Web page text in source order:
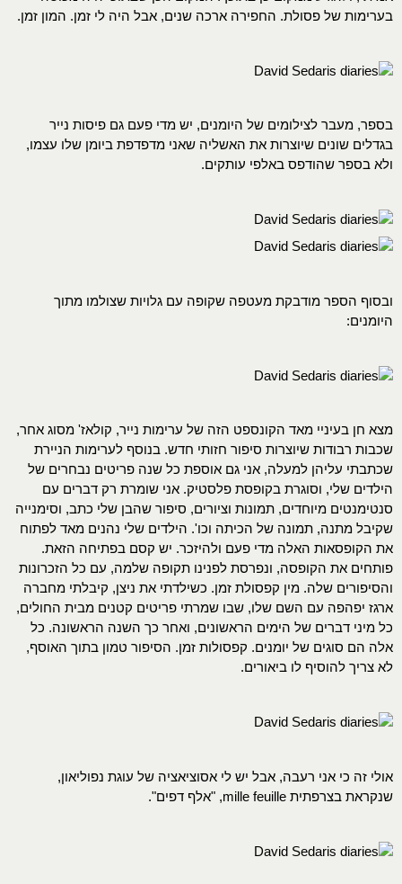
בערימות של פסולת. החפירה ארכה שנים, אבל היה לי זמן. המון זמן.
בספר, מעבר לצילומים של היומנים, יש מדי פעם גם פיסות נייר
בגדלים שונים שיוצרות את האשליה שאני מדפדפת ביומן שלו עצמו,
ולא בספר שהודפס באלפי עותקים.
ובסוף הספר מודבקת מעטפה שקופה עם גלויות שצולמו מתוך
היומנים:
מצא חן בעיניי מאד הקונספט הזה של ערימות נייר, קולאז' מסוג אחר,
שכבות רבודות שיוצרות סיפור חזותי חדש. בנוסף לערימות הניירת
שכתבתי עליהן למעלה, אני גם אוספת כל שנה פריטים נבחרים של
הילדים שלי, וסוגרת בקופסת פלסטיק. אני שומרת רק דברים עם
סנטימנטים מיוחדים, תמונות וציורים, סיפור שהבן שלי כתב, וסימנייה
שקיבל מתנה, תמונה של הכיתה וכו'. הילדים שלי נהנים מאד לפתוח
את הקופסאות האלה מדי פעם ולהיזכר. יש קסם בפתיחה הזאת.
פותחים את הקופסה, ונפרסת לפנינו תקופה שלמה, עם כל הזכרונות
והסיפורים שלה. מין קפסולת זמן. כשילדתי את ניצן, קיבלתי מחברה
ארגז יפהפה עם השם שלו, שבו שמרתי פריטים קטנים מבית החולים,
כל מיני דברים של הימים הראשונים, ואחר כך השנה הראשונה. כל
אלה הם סוגים של יומנים. קפסולות זמן. הסיפור טמון בתוך האוסף,
לא צריך להוסיף לו ביאורים.
אולי זה כי אני רעבה, אבל יש לי אסוציאציה של עוגת נפוליאון,
שנקראת בצרפתית mille feuille, "אלף דפים".